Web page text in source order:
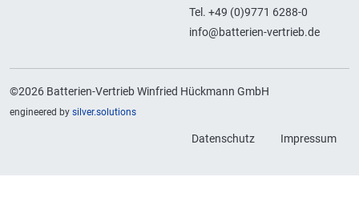
Tel. +49 (0)9771 6288-0
info@batterien-vertrieb.de
©2026 Batterien-Vertrieb Winfried Hückmann GmbH
engineered by silver.solutions
Datenschutz Impressum